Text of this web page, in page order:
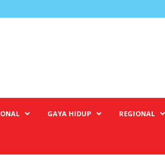
GAYA HIDUP REGIONAL